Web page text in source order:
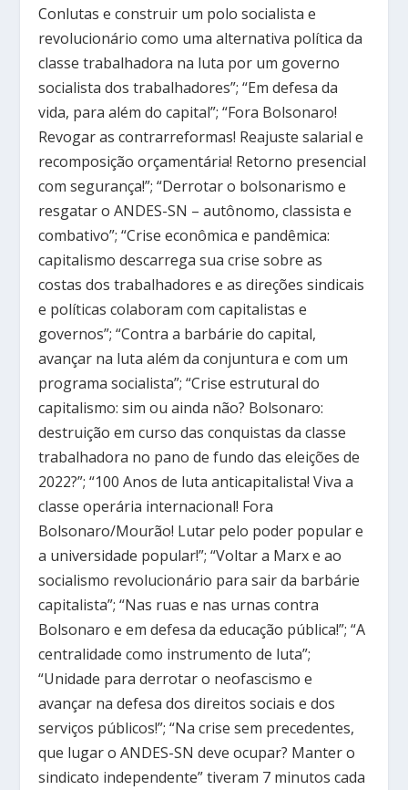
Conlutas e construir um polo socialista e
revolucionário como uma alternativa política da
classe trabalhadora na luta por um governo
socialista dos trabalhadores”; “Em defesa da
vida, para além do capital”; “Fora Bolsonaro!
Revogar as contrarreformas! Reajuste salarial e
recomposição orçamentária! Retorno presencial
com segurança!”; “Derrotar o bolsonarismo e
resgatar o ANDES-SN – autônomo, classista e
combativo”; “Crise econômica e pandêmica:
capitalismo descarrega sua crise sobre as
costas dos trabalhadores e as direções sindicais
e políticas colaboram com capitalistas e
governos”; “Contra a barbárie do capital,
avançar na luta além da conjuntura e com um
programa socialista”; “Crise estrutural do
capitalismo: sim ou ainda não? Bolsonaro:
destruição em curso das conquistas da classe
trabalhadora no pano de fundo das eleições de
2022?”; “100 Anos de luta anticapitalista! Viva a
classe operária internacional! Fora
Bolsonaro/Mourão! Lutar pelo poder popular e
a universidade popular!”; “Voltar a Marx e ao
socialismo revolucionário para sair da barbárie
capitalista”; “Nas ruas e nas urnas contra
Bolsonaro e em defesa da educação pública!”; “A
centralidade como instrumento de luta”;
“Unidade para derrotar o neofascismo e
avançar na defesa dos direitos sociais e dos
serviços públicos!”; “Na crise sem precedentes,
que lugar o ANDES-SN deve ocupar? Manter o
sindicato independente” tiveram 7 minutos cada